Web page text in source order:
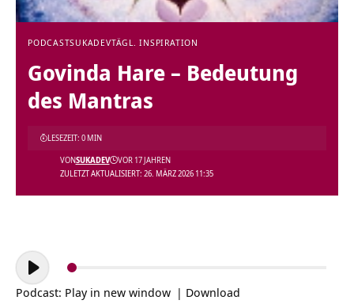
PODCASTSUKADEVTÄGL. INSPIRATION
Govinda Hare – Bedeutung
des Mantras
ZULETZT AKTUALISIERT: 26. MÄRZ 2026 11:35
VONSUKADEV VOR 17 JAHREN
LESEZEIT: 0 MIN
Audio-
Player
Podcast: Play in new window | Download